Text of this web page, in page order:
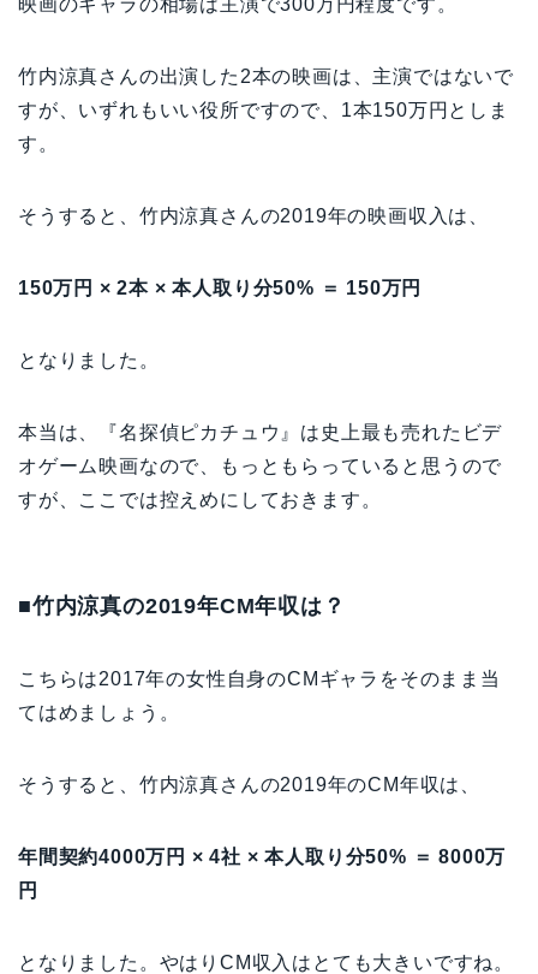
映画のギャラの相場は主演で300万円程度です。
竹内涼真さんの出演した2本の映画は、主演ではないで
すが、いずれもいい役所ですので、1本150万円としま
す。
そうすると、竹内涼真さんの2019年の映画収入は、
150万円 × 2本 × 本人取り分50% ＝ 150万円
となりました。
本当は、『名探偵ピカチュウ』は史上最も売れたビデ
オゲーム映画なので、もっともらっていると思うので
すが、ここでは控えめにしておきます。
■竹内涼真の2019年CM年収は？
こちらは2017年の女性自身のCMギャラをそのまま当
てはめましょう。
そうすると、竹内涼真さんの2019年のCM年収は、
年間契約4000万円 × 4社 × 本人取り分50% ＝ 8000万
円
となりました。やはりCM収入はとても大きいですね。